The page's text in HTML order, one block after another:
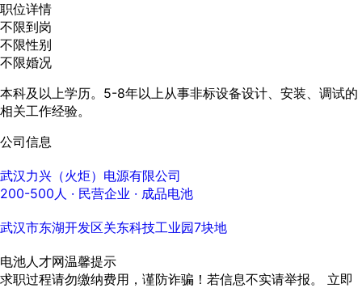
职位详情
不限到岗
不限性别
不限婚况
本科及以上学历。5-8年以上从事非标设备设计、安装、调试的
相关工作经验。
公司信息
武汉力兴（火炬）电源有限公司
200-500人 · 民营企业 · 成品电池
武汉市东湖开发区关东科技工业园7块地
电池人才网温馨提示
求职过程请勿缴纳费用，谨防诈骗！若信息不实请举报。 立即